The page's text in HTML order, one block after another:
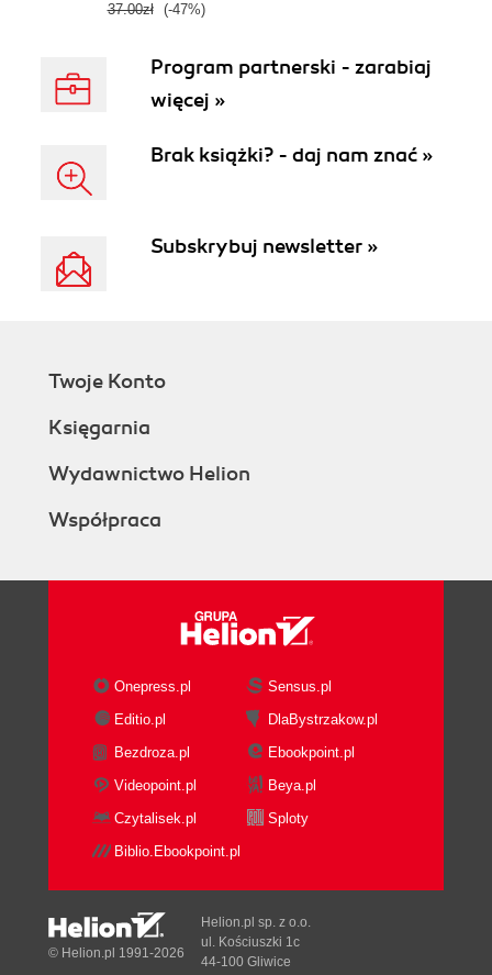
37.00zł (-47%)
Program partnerski - zarabiaj
więcej »
Brak książki? - daj nam znać »
Subskrybuj newsletter »
Twoje Konto
Księgarnia
Wydawnictwo Helion
Współpraca
Onepress.pl
Sensus.pl
Editio.pl
DlaBystrzakow.pl
Bezdroza.pl
Ebookpoint.pl
Videopoint.pl
Beya.pl
Czytalisek.pl
Sploty
Biblio.Ebookpoint.pl
© Helion.pl 1991-2026
Helion.pl sp. z o.o.
ul. Kościuszki 1c
44-100 Gliwice